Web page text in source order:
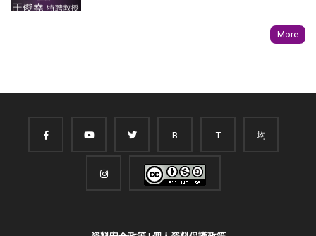
More
B T 均